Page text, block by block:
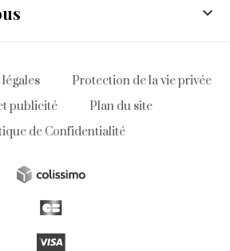

Protection de la vie privée
publicité
Plan du site
de Confidentialité